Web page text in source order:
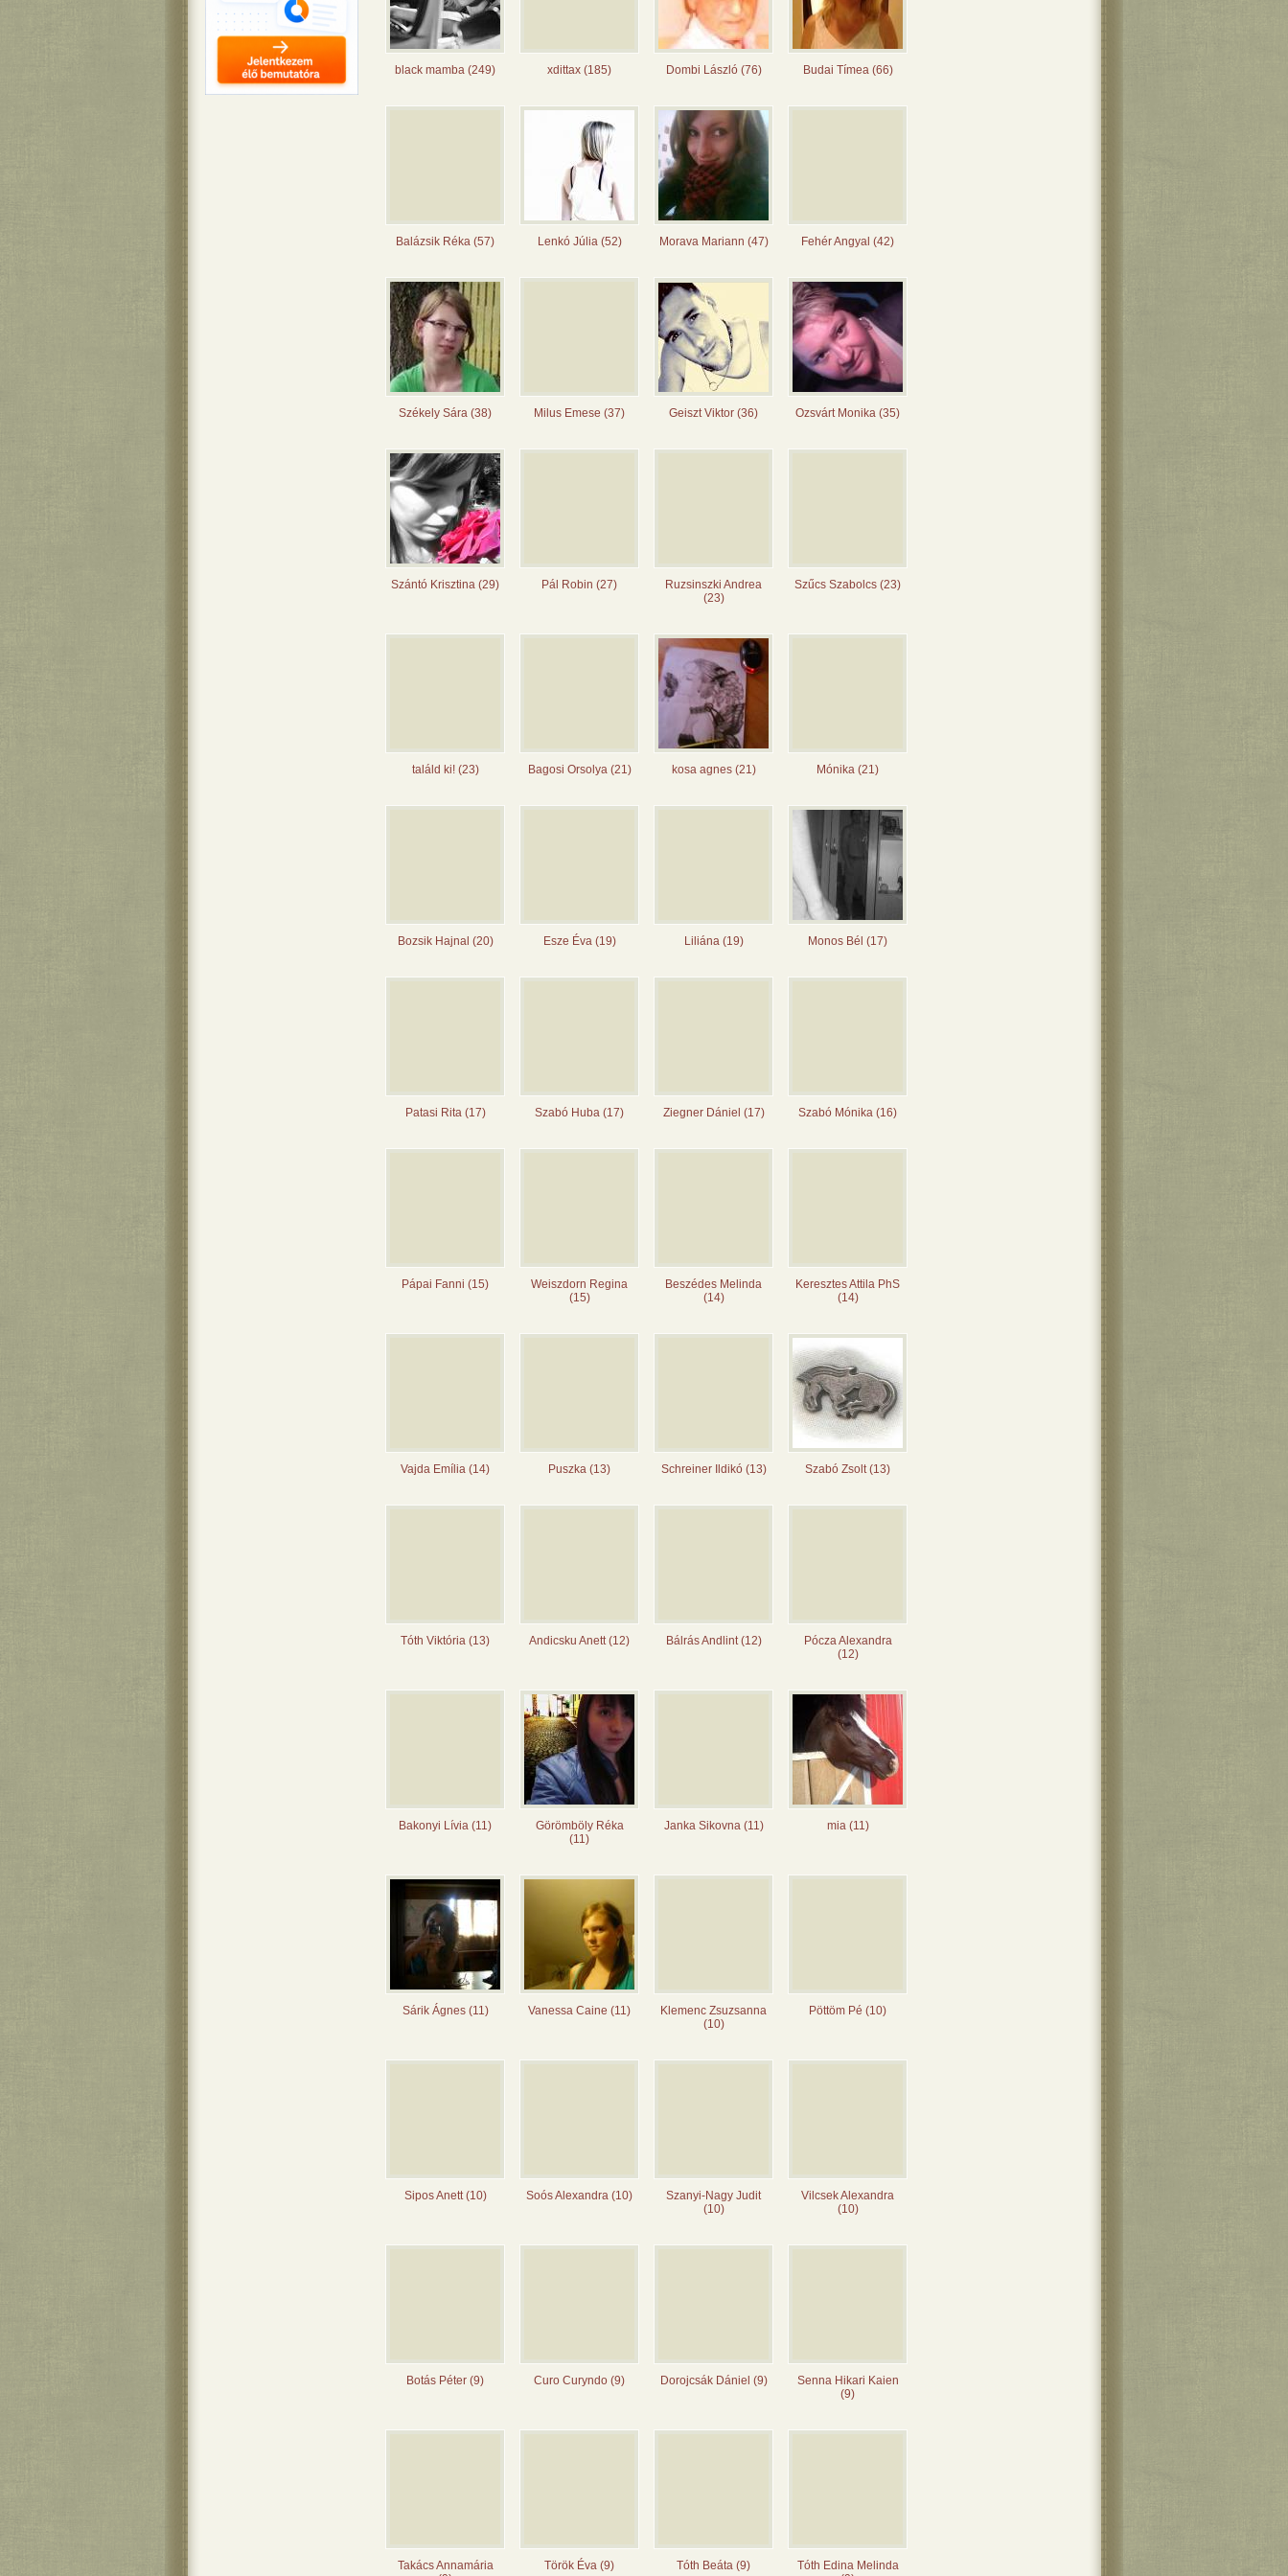
black mamba (249) xdittax (185) Dombi László (76) Budai Tímea (66)
Balázsik Réka (57) Lenkó Júlia (52) Morava Mariann (47) Fehér Angyal (42)
Székely Sára (38) Milus Emese (37) Geiszt Viktor (36) Ozsvárt Monika (35)
Szántó Krisztina (29) Pál Robin (27)
Ruzsinszki Andrea
(23)
Szűcs Szabolcs (23)
találd ki! (23) Bagosi Orsolya (21) kosa agnes (21) Mónika (21)
Bozsik Hajnal (20) Esze Éva (19) Liliána (19) Monos Bél (17)
Patasi Rita (17) Szabó Huba (17) Ziegner Dániel (17) Szabó Mónika (16)
Pápai Fanni (15)
Weiszdorn Regina
(15)
Beszédes Melinda
(14)
Keresztes Attila PhS
(14)
Vajda Emília (14) Puszka (13) Schreiner Ildikó (13) Szabó Zsolt (13)
Tóth Viktória (13) Andicsku Anett (12) Bálrás Andlint (12)
Pócza Alexandra
(12)
Bakonyi Lívia (11)
Görömböly Réka
(11)
Janka Sikovna (11) mia (11)
Sárik Ágnes (11) Vanessa Caine (11)
Klemenc Zsuzsanna
(10)
Pöttöm Pé (10)
Sipos Anett (10) Soós Alexandra (10)
Szanyi-Nagy Judit
(10)
Vilcsek Alexandra
(10)
Botás Péter (9) Curo Curyndo (9) Dorojcsák Dániel (9)
Senna Hikari Kaien
(9)
Takács Annamária
Török Éva (9) Tóth Beáta (9)
Tóth Edina Melinda